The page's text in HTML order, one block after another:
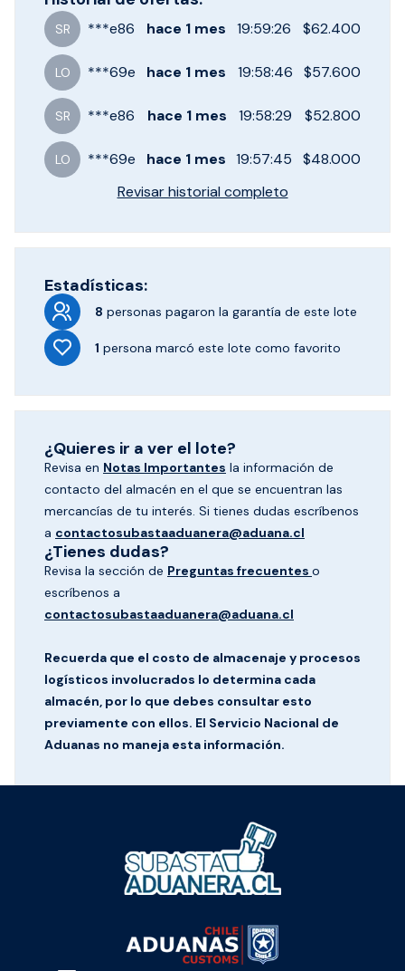
SR ***e86 hace 1 mes 19:59:26 $62.400
LO ***69e hace 1 mes 19:58:46 $57.600
SR ***e86 hace 1 mes 19:58:29 $52.800
LO ***69e hace 1 mes 19:57:45
$48.000
Revisar historial completo
Estadísticas:
8 personas pagaron la garantía de este lote
1 persona marcó este lote como favorito
¿Quieres ir a ver el lote?
Revisa en Notas Importantes la información de
contacto del almacén en el que se encuentran las
mercancías de tu interés. Si tienes dudas escríbenos
a contactosubastaaduanera@aduana.cl
¿Tienes dudas?
Revisa la sección de Preguntas frecuentes o
escríbenos a
contactosubastaaduanera@aduana.cl
Recuerda que el costo de almacenaje y procesos
logísticos involucrados lo determina cada
almacén, por lo que debes consultar esto
previamente con ellos. El Servicio Nacional de
Aduanas no maneja esta información.